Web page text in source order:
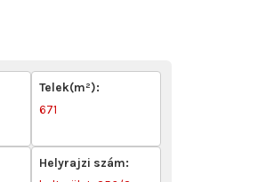
Telek(m²):
671
Helyrajzi szám: